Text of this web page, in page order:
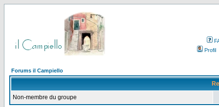
Profil
Forums il Campiello
Non-membre du groupe